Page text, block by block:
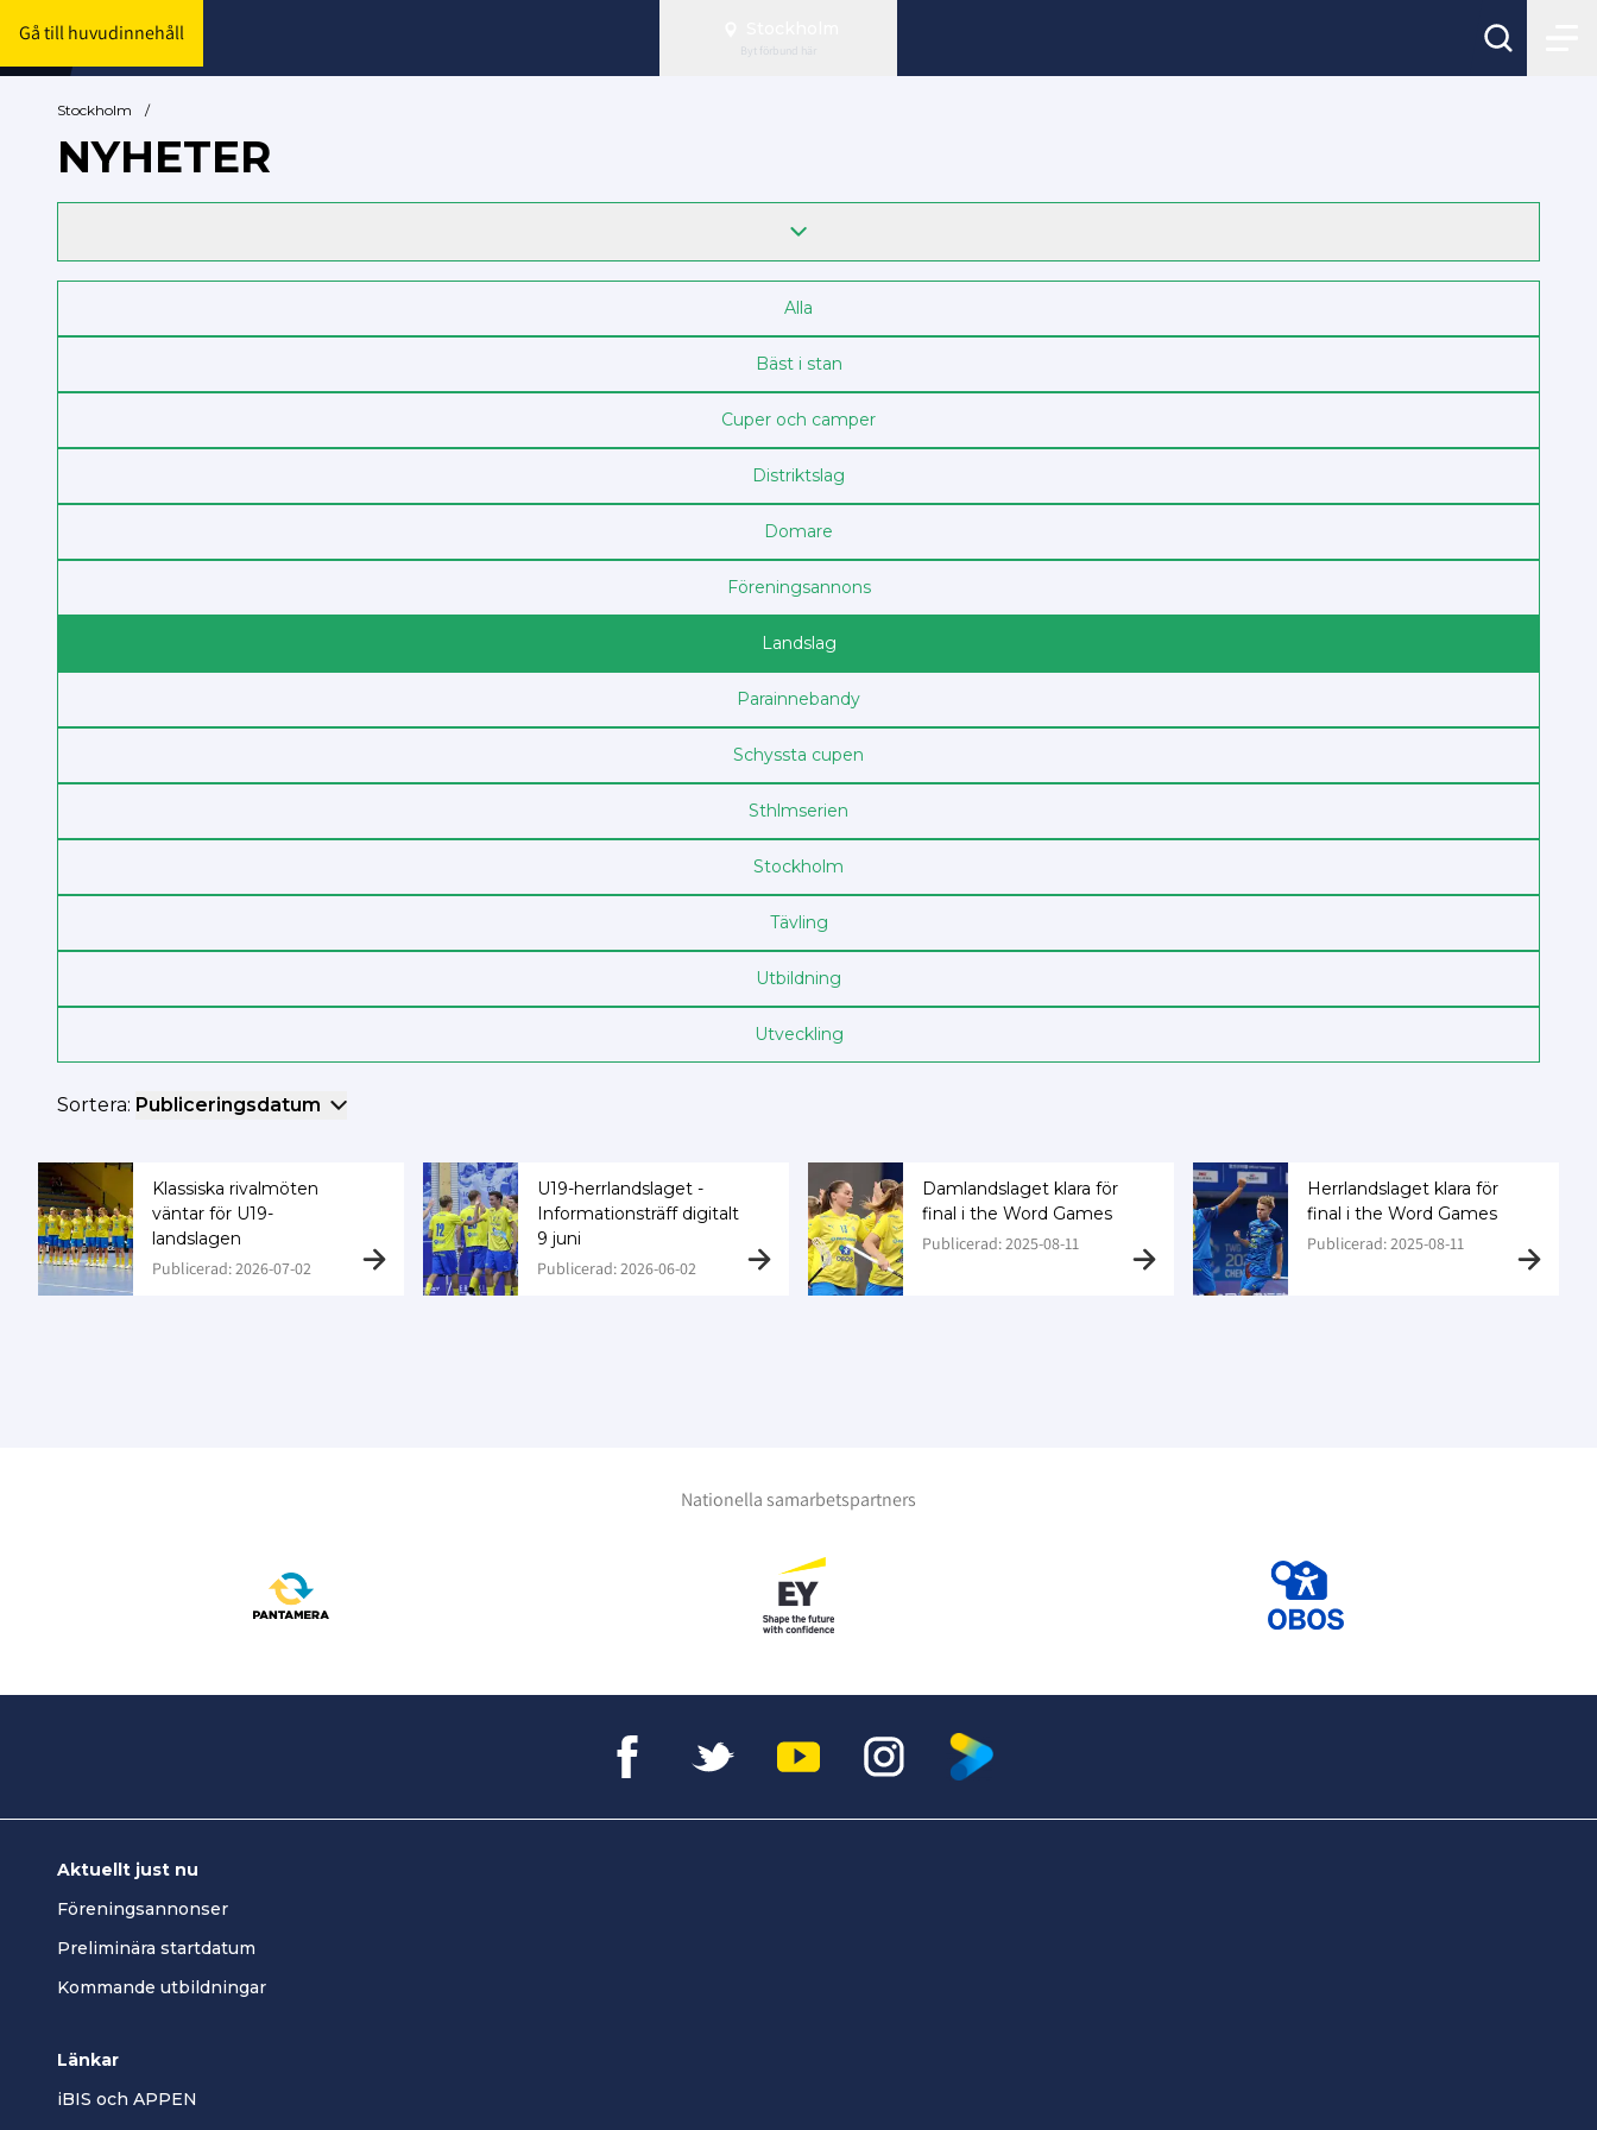
Gå till huvudinnehåll
Byt förbund här
Stockholm /
NYHETER
Alla
Bäst i stan
Cuper och camper
Distriktslag
Domare
Föreningsannons
Landslag
Parainnebandy
Schyssta cupen
Sthlm­serien
Stockholm
Tävling
Utbildning
Utveckling
Sortera: Publiceringsdatum
Klassiska rivalmöten
väntar för U19-
landslagen
Publicerad: 2026-07-02
U19-herrlandslaget -
Informationsträff digitalt
9 juni
Publicerad: 2026-06-02
Damlandslaget klara för
final i the Word Games
Publicerad: 2025-08-11
Herrlandslaget klara för
final i the Word Games
Publicerad: 2025-08-11
Nationella samarbetspartners
Aktuellt just nu
Föreningsannonser
Preliminära startdatum
Kommande utbildningar
Länkar
iBIS och APPEN